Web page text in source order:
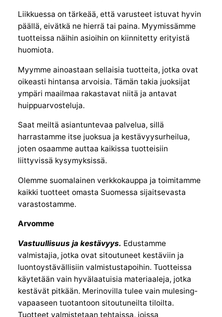
Liikkuessa on tärkeää, että varusteet istuvat hyvin
päällä, eivätkä ne hierrä tai paina. Myymissämme
tuotteissa näihin asioihin on kiinnitetty erityistä
huomiota.
Myymme ainoastaan sellaisia tuotteita, jotka ovat
oikeasti hintansa arvoisia. Tämän takia juoksijat
ympäri maailmaa rakastavat niitä ja antavat
huippuarvosteluja.
Saat meiltä asiantuntevaa palvelua, sillä
harrastamme itse juoksua ja kestävyysurheilua,
joten osaamme auttaa kaikissa tuotteisiin
liittyvissä kysymyksissä.
Olemme suomalainen verkkokauppa ja toimitamme
kaikki tuotteet omasta Suomessa sijaitsevasta
varastostamme.
Arvomme
Vastuullisuus ja kestävyys. Edustamme
valmistajia, jotka ovat sitoutuneet kestäviin ja
luontoystävällisiin valmistustapoihin. Tuotteissa
käytetään vain hyvälaatuisia materiaaleja, jotka
kestävät pitkään. Merinovilla tulee vain mulesing-
vapaaseen tuotantoon sitoutuneilta tiloilta.
Tuotteet valmistetaan tehtaissa, joissa